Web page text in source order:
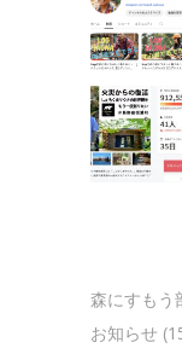
森にすもう
お知らせ